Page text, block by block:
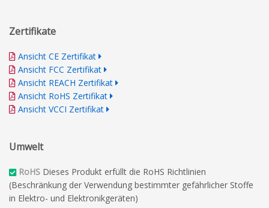
Zertifikate
Ansicht CE Zertifikat
Ansicht FCC Zertifikat
Ansicht REACH Zertifikat
Ansicht RoHS Zertifikat
Ansicht VCCI Zertifikat
Umwelt
RoHS Dieses Produkt erfüllt die RoHS Richtlinien
(Beschränkung der Verwendung bestimmter gefährlicher Stoffe
in Elektro- und Elektronikgeräten)